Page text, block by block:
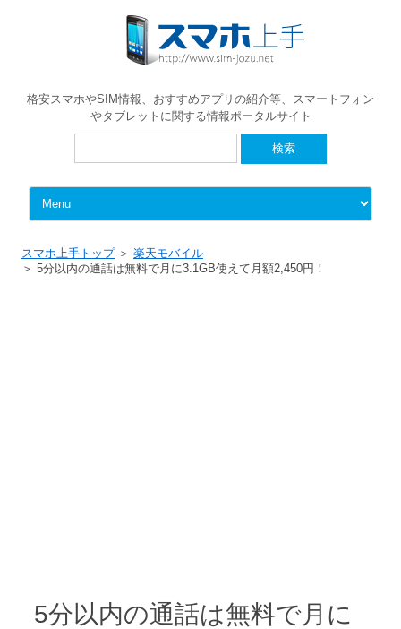
格安スマホやSIM情報、おすすめアプリの紹介等、スマートフォン
やタブレットに関する情報ポータルサイト
Skip to content
スマホ上手トップ
楽天モバイル
5分以内の通話は無料で月に3.1GB使えて月額2,450円！
5分以内の通話は無料で月に